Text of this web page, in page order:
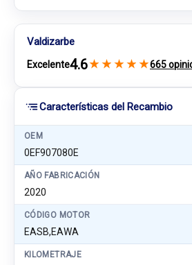
Características del Recambio
OEM
0EF907080E
AÑO FABRICACIÓN
2020
CÓDIGO MOTOR
EASB,EAWA
KILOMETRAJE
Valdizarbe
Excelente4.6★ ★ ★ ★ ★665